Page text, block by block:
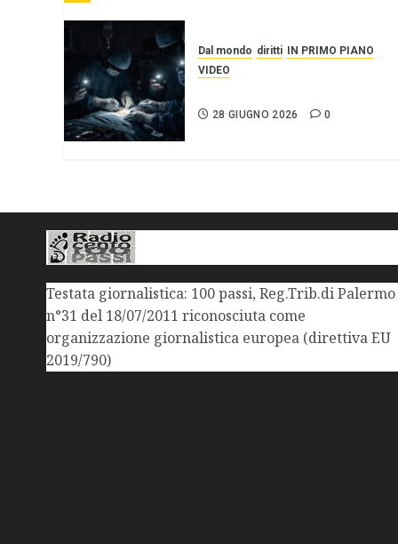
Dal mondo diritti IN PRIMO PIANO
VIDEO
28 GIUGNO 2026 0
Testata giornalistica: 100 passi, Reg.Trib.di Palermo
n°31 del 18/07/2011 riconosciuta come
organizzazione giornalistica europea (direttiva EU
2019/790)